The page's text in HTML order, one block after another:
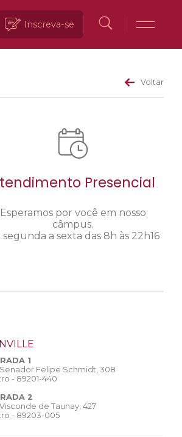
Inscreva-se
Voltar
Presencial
Esperamos por você em nosso
câmpus.
segunda a sexta das 8h às 22h16
1
Felipe Schmidt, 308
- 89201-440
2
de Taunay, 427
- 89203-005